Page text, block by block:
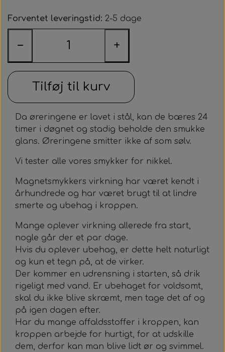
Medaljoner og læderkæde
Læderkæde
Medaljonger
Magnetknæbind med faste magneter
Magnetsåler
Sneakersvask
Opslagsbog om allergier
Forventet leveringstid: 2-5 dage
− +
Tilføj til kurv
Da øreringene er lavet i stål, kan de bæres 24
timer i døgnet og stadig beholde den smukke
glans. Øreringene smitter ikke af som sølv.
Vi tester alle vores smykker for nikkel.
Magnetsmykkers virkning har været kendt i
århundrede og har været brugt til at lindre
smerte og ubehag i kroppen.
Mange oplever virkning allerede fra start,
nogle går der et par dage.
Hvis du oplever ubehag, er dette helt naturligt
og kun et tegn på, at de virker.
Der kommer en udrensning i starten, så drik
rigeligt med vand. Er ubehaget for voldsomt,
skal du ikke blive skræmt, men tage det af og
på igen dagen efter.
Har du mange affaldsstoffer i kroppen, kan
kroppen arbejde for hurtigt, for at udskille
dem, derfor kan man blive lidt ør og svimmel.